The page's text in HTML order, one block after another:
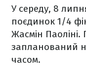
У середу, 8
поєдинок 1/4
Жасмін Паоліні.
запланований
часом.